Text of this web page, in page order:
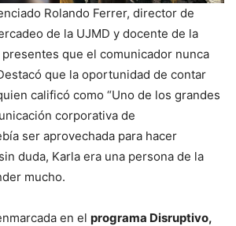
Rolando Ferrer, director de
de la UJMD y docente de la
que el comunicador nunca
que la oportunidad de contar
calificó como “Uno de los grandes
corporativa de
ser aprovechada para hacer
duda, Karla era una persona de la
mucho.
en el programa Disruptivo,